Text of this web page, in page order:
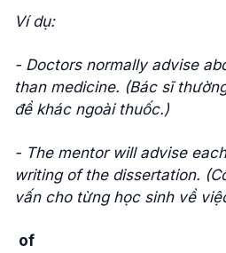
Ví dụ:
- Doctors normally advise
than medicine. (Bác sĩ
đề khác ngoài thuốc.)
- The mentor will advise
writing of the dissertation.
vấn cho từng học sinh về
of